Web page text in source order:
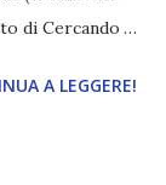
di Cercando
lo sport,
A LEGGERE!